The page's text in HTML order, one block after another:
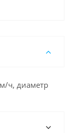
ч, диаметр